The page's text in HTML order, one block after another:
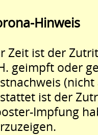
Hinweis
Zeit ist der
geimpft oder
ist der
Impfung